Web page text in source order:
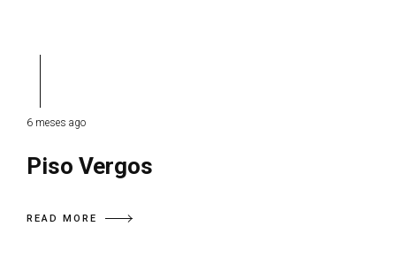
6 meses ago
Piso Vergos
READ MORE